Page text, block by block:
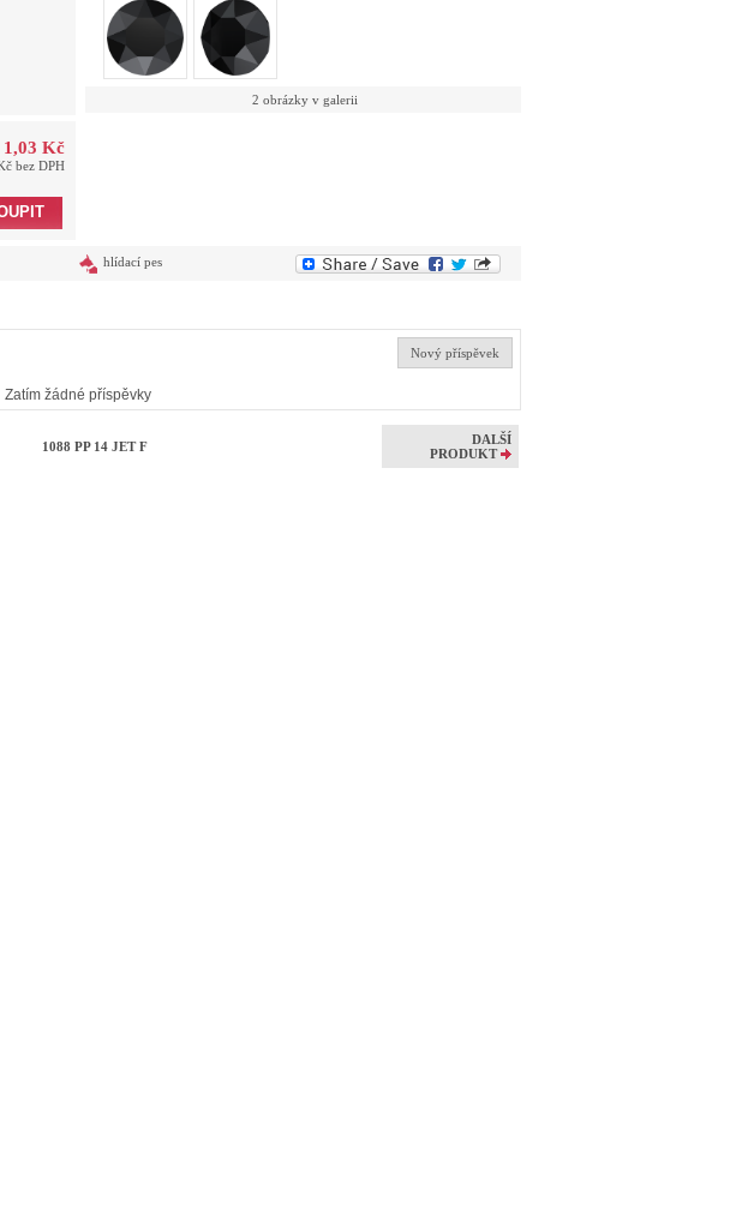
2 obrázky v galerii
1,03 Kč
bez DPH
hlídací pes
Nový příspěvek
Zatím žádné příspěvky
1088 PP 14 JET F
DALŠÍ
PRODUKT